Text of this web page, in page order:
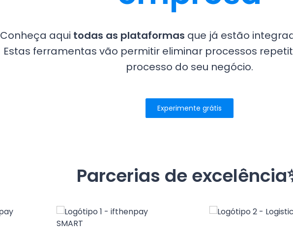
Conheça aqui todas as plataformas que já estão
Estas ferramentas vão permitir eliminar processos
processo do seu negócio.
Experimente grátis
Parcerias de